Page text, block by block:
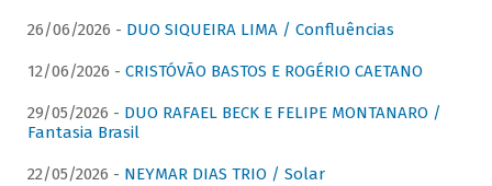
26/06/2026 - DUO SIQUEIRA LIMA / Confluências
12/06/2026 - CRISTÓVÃO BASTOS E ROGÉRIO CAETANO
29/05/2026 - DUO RAFAEL BECK E FELIPE MONTANARO /
Fantasia Brasil
22/05/2026 - NEYMAR DIAS TRIO / Solar